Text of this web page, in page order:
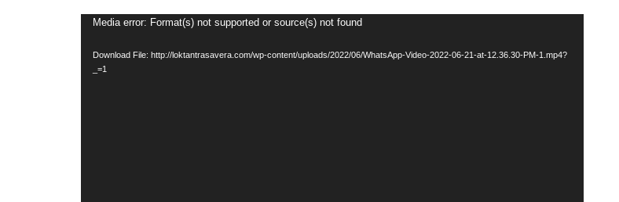
Video
Media error: Format(s) not supported or source(s) not found
Download File: http://loktantrasavera.com/wp-content/uploads/2022/06/WhatsApp-Video-2022-06-21-at-12.36.30-PM-1.mp4?
_=1